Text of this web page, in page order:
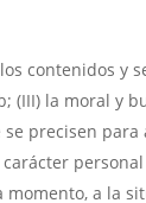
contenidos
(III) la moral
precisen para
a la